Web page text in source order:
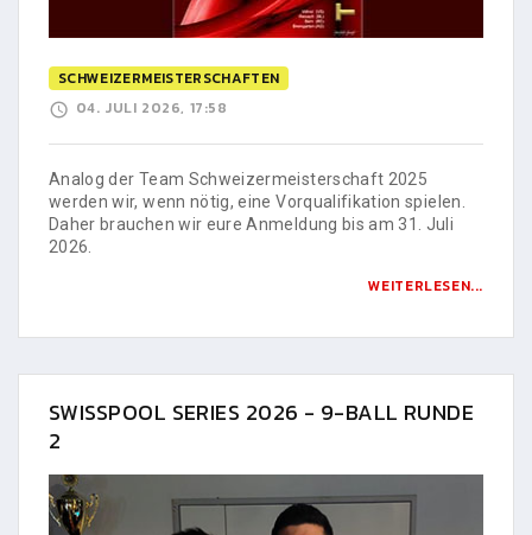
SCHWEIZERMEISTERSCHAFTEN
04. JULI 2026, 17:58
Analog der Team Schweizermeisterschaft 2025
werden wir, wenn nötig, eine Vorqualifikation spielen.
Daher brauchen wir eure Anmeldung bis am 31. Juli
2026.
WEITERLESEN...
SWISSPOOL SERIES 2026 - 9-BALL RUNDE
2